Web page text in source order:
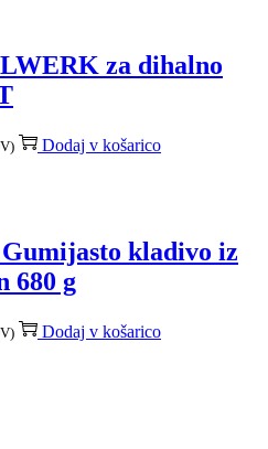
za dihalno
Dodaj v košarico
kladivo iz
680 g
Dodaj v košarico